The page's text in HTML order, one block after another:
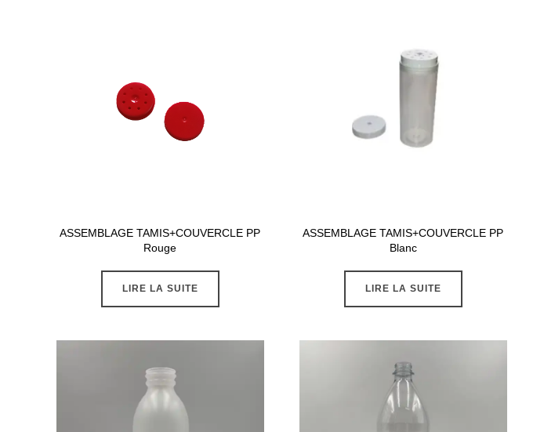
ASSEMBLAGE TAMIS+COUVERCLE PP
Rouge
LIRE LA SUITE
ASSEMBLAGE TAMIS+COUVERCLE PP
Blanc
LIRE LA SUITE